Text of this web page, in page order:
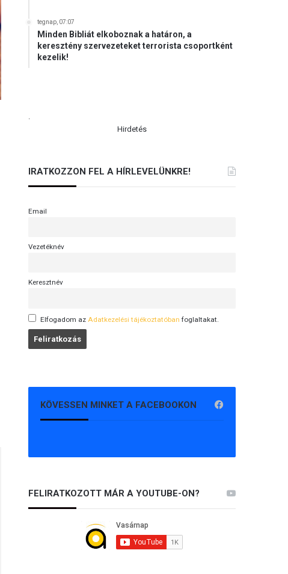
tegnap, 07:07
Minden Bibliát elkoboznak a határon, a
keresztény szervezeteket terrorista csoportként
kezelik!
.
Hirdetés
IRATKOZZON FEL A HÍRLEVELÜNKRE!
Email
Vezetéknév
Keresztnév
Elfogadom az Adatkezelési tájékoztatóban foglaltakat.
KÖVESSEN MINKET A FACEBOOKON
FELIRATKOZOTT MÁR A YOUTUBE-ON?